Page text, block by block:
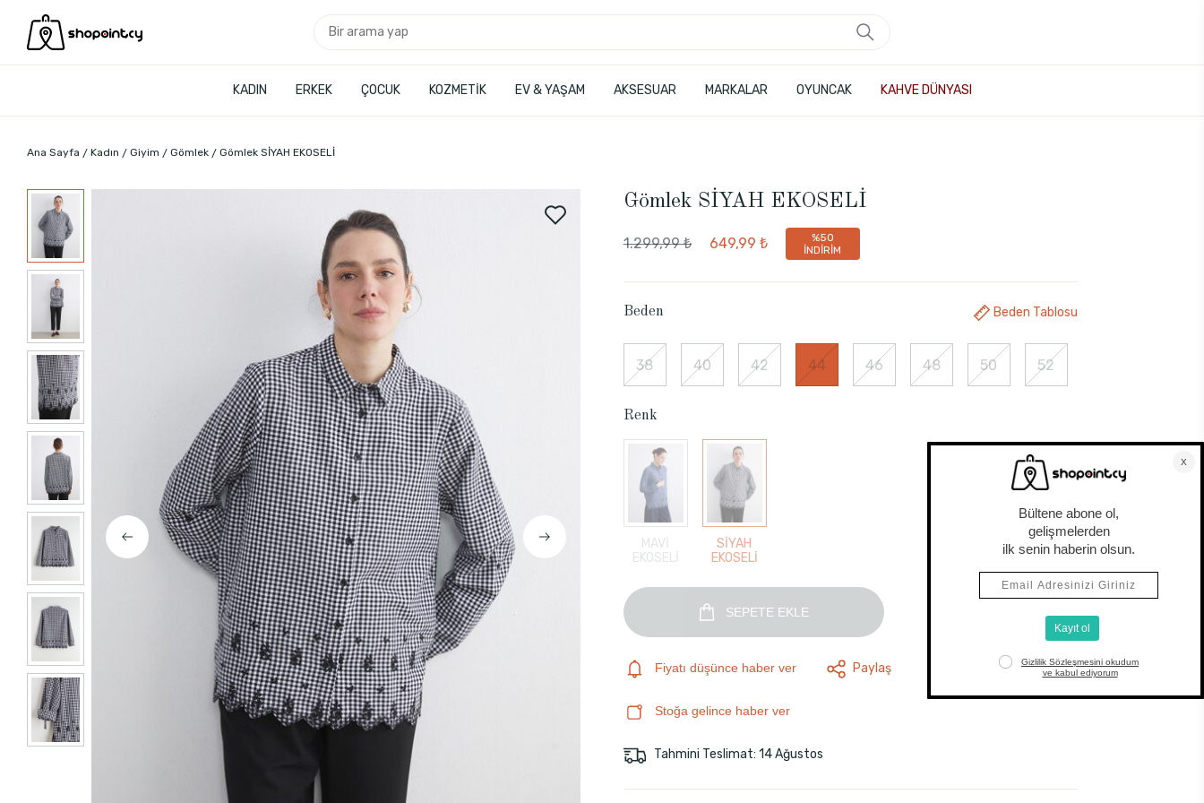
KADIN ERKEK ÇOCUK KOZMETİK EV & YAŞAM AKSESUAR MARKALAR OYUNCAK KAHVE DÜNYASI
Ana Sayfa Kadın Giyim Gömlek Gömlek SİYAH EKOSELİ
Gömlek SİYAH EKOSELİ
1.299,99 ₺ 649,99 ₺
%50
İNDİRİM
Beden Beden Tablosu
38 40 42 44 46 48 50 52
Renk
MAVİ
EKOSELİ
SİYAH
EKOSELİ
SEPETE EKLE
Fiyatı düşünce haber ver Paylaş
Stoğa gelince haber ver
Tahmini Teslimat: 14 Ağustos